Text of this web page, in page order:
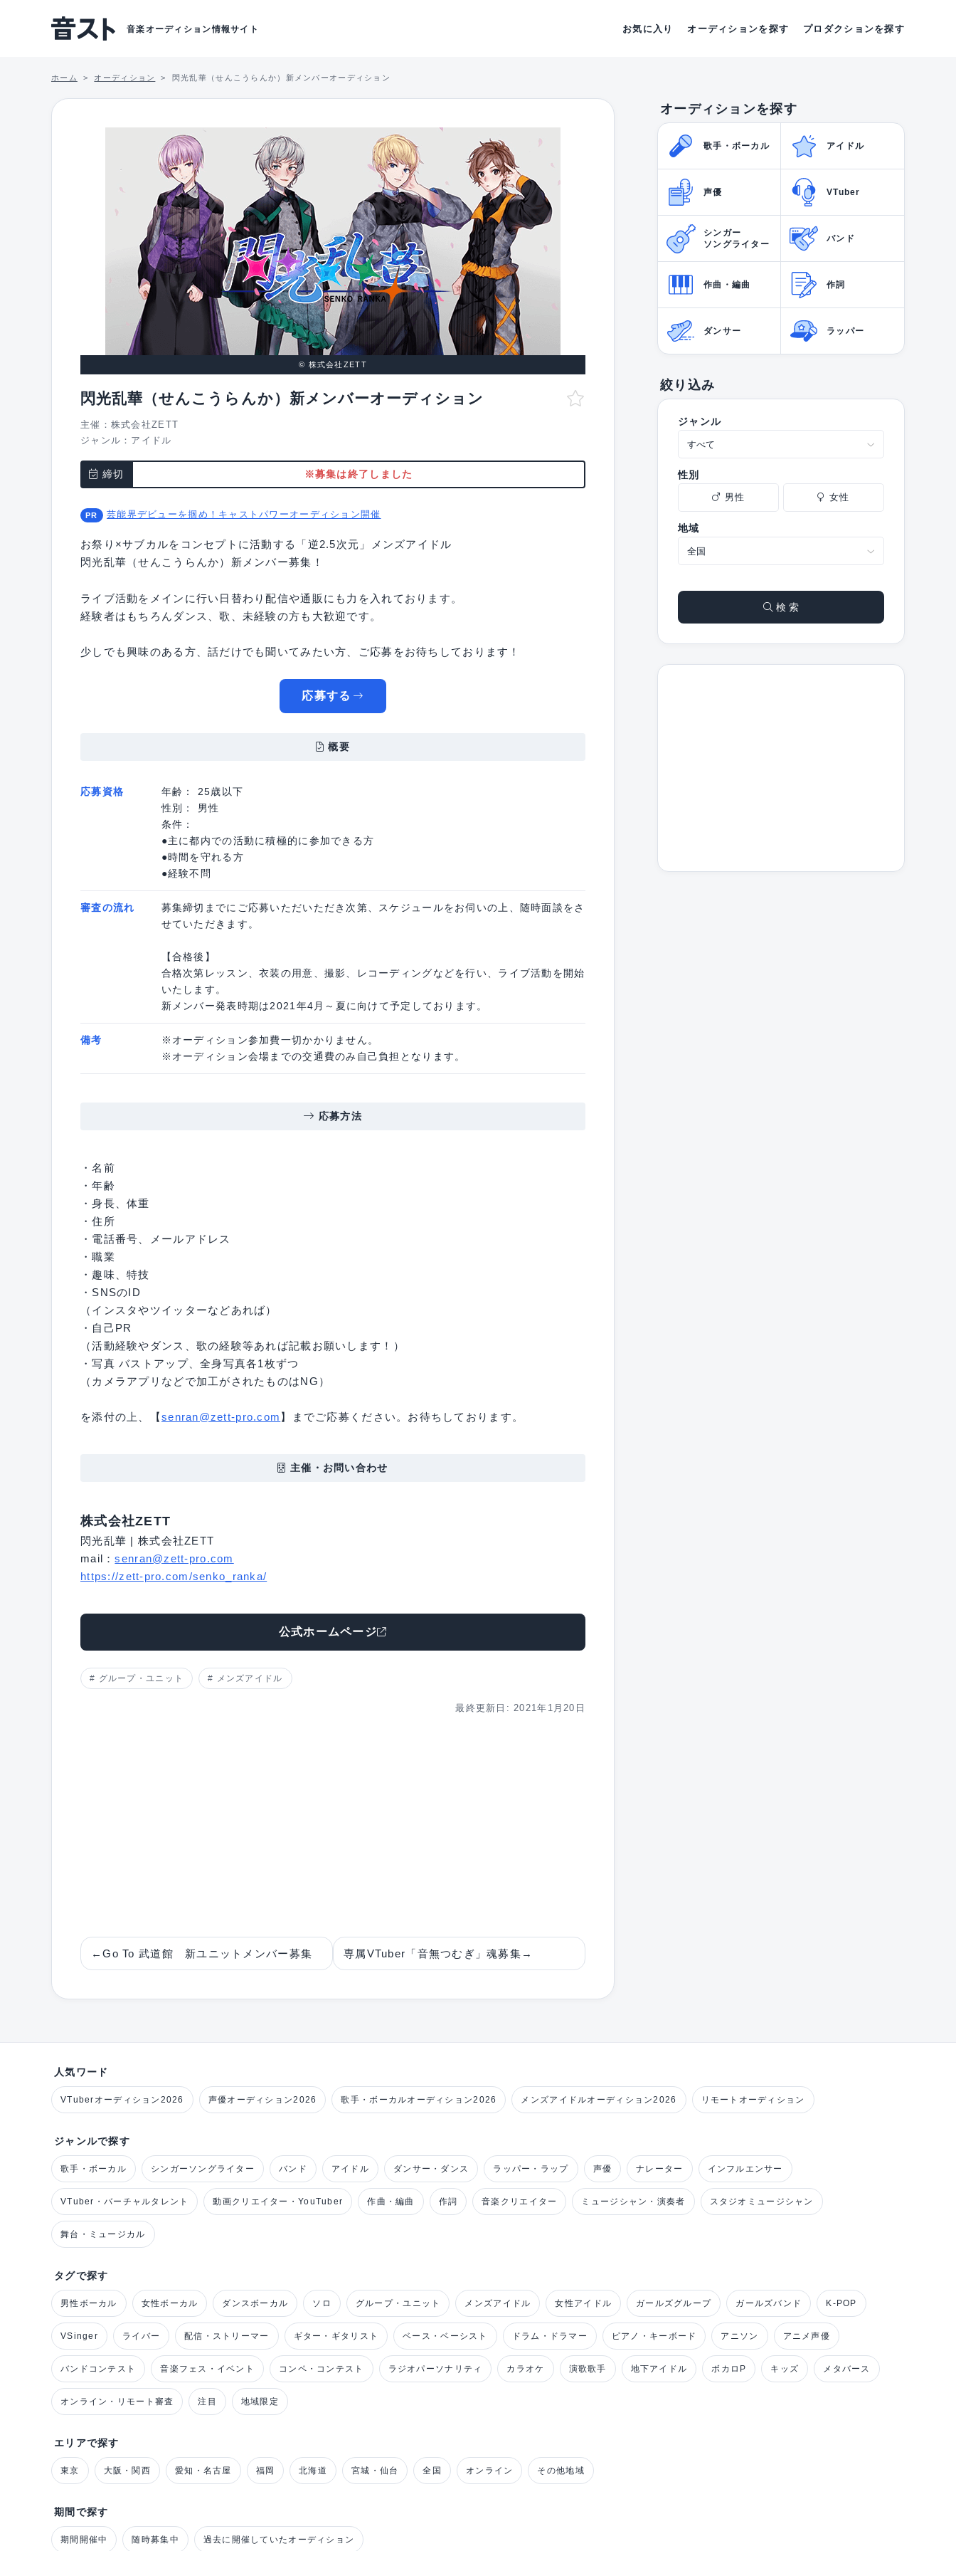
音楽オーディション情報サイト お気に入り オーディションを探す プロダクションを探す
ホーム オーディション 閃光乱華（せんこうらんか）新メンバーオーディション
© 株式会社ZETT
閃光乱華（せんこうらんか）新メンバーオーディション
主催：株式会社ZETT
ジャンル： アイドル
締切 ※募集は終了しました
芸能界デビューを掴め！キャストパワーオーディション開催
お祭り×サブカルをコンセプトに活動する「逆2.5次元」メンズアイドル
閃光乱華（せんこうらんか）新メンバー募集！
ライブ活動をメインに行い日替わり配信や通販にも力を入れております。
経験者はもちろんダンス、歌、未経験の方も大歓迎です。
少しでも興味のある方、話だけでも聞いてみたい方、ご応募をお待ちしております！
応募する
概要
応募資格
年齢： 25歳以下
性別： 男性
条件：
●主に都内での活動に積極的に参加できる方
●時間を守れる方
●経験不問
審査の流れ
募集締切までにご応募いただいただき次第、スケジュールをお伺いの上、随時面談をさ
せていただきます。
【合格後】
合格次第レッスン、衣装の用意、撮影、レコーディングなどを行い、ライブ活動を開始
いたします。
新メンバー発表時期は2021年4月～夏に向けて予定しております。
備考
※オーディション参加費一切かかりません。
※オーディション会場までの交通費のみ自己負担となります。
応募方法
・名前
・年齢
・身長、体重
・住所
・電話番号、メールアドレス
・職業
・趣味、特技
・SNSのID
（インスタやツイッターなどあれば）
・自己PR
（活動経験やダンス、歌の経験等あれば記載お願いします！）
・写真 バストアップ、全身写真各1枚ずつ
（カメラアプリなどで加工がされたものはNG）
を添付の上、【senran@zett-pro.com 】までご応募ください。お待ちしております。
主催・お問い合わせ
株式会社ZETT
閃光乱華 | 株式会社ZETT
mail：senran@zett-pro.com
https://zett-pro.com/senko_ranka/
公式ホームページ
グループ・ユニット メンズアイドル
最終更新日: 2021年1月20日
←Go To 武道館 新ユニットメンバー募集 専属VTuber「音無つむぎ」魂募集 →
オーディションを探す
歌手・ボーカル アイドル
声優 VTuber
シンガー
ソングライター
バンド
作曲・編曲 作詞
ダンサー ラッパー
絞り込み
ジャンル
性別
男性 女性
地域
検 索
人気ワード
VTuberオーディション2026 声優オーディション2026 歌手・ボーカルオーディション2026 メンズアイドルオーディション2026 リモートオーディション
ジャンルで探す
歌手・ボーカル シンガーソングライター バンド アイドル ダンサー・ダンス ラッパー・ラップ 声優 ナレーター インフルエンサー
VTuber・バーチャルタレント 動画クリエイター・YouTuber 作曲・編曲 作詞 音楽クリエイター ミュージシャン・演奏者 スタジオミュージシャン
舞台・ミュージカル
タグで探す
男性ボーカル 女性ボーカル ダンスボーカル ソロ グループ・ユニット メンズアイドル 女性アイドル ガールズグループ ガールズバンド K-POP
VSinger ライバー 配信・ストリーマー ギター・ギタリスト ベース・ベーシスト ドラム・ドラマー ピアノ・キーボード アニソン アニメ声優
バンドコンテスト 音楽フェス・イベント コンペ・コンテスト ラジオパーソナリティ カラオケ 演歌歌手 地下アイドル ボカロP キッズ メタバース
オンライン・リモート審査 注目 地域限定
エリアで探す
東京 大阪・関西 愛知・名古屋 福岡 北海道 宮城・仙台 全国 オンライン その他地域
期間で探す
期間開催中 随時募集中 過去に開催していたオーディション